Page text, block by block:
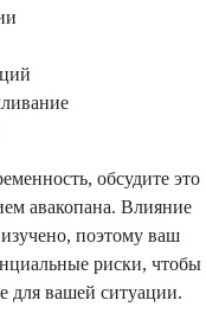
обсудите это
авакопана. Влияние
поэтому ваш
риски, чтобы
для вашей ситуации.